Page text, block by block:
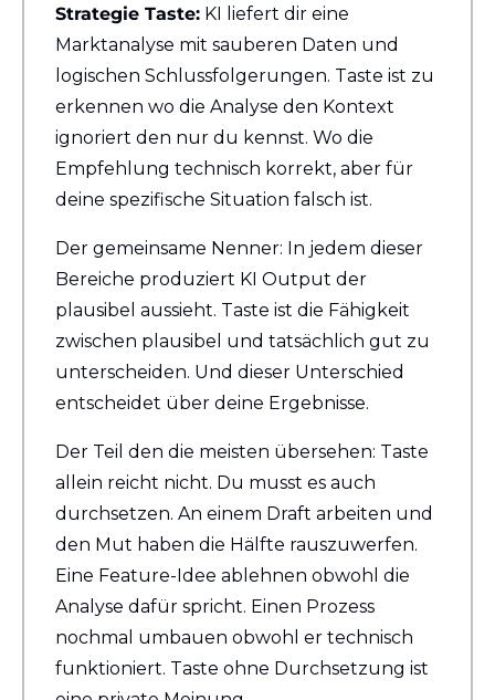
Strategie Taste: KI liefert dir eine
Marktanalyse mit sauberen Daten und
logischen Schlussfolgerungen. Taste ist zu
erkennen wo die Analyse den Kontext
ignoriert den nur du kennst. Wo die
Empfehlung technisch korrekt, aber für
deine spezifische Situation falsch ist.
Der gemeinsame Nenner: In jedem dieser
Bereiche produziert KI Output der
plausibel aussieht. Taste ist die Fähigkeit
zwischen plausibel und tatsächlich gut zu
unterscheiden. Und dieser Unterschied
entscheidet über deine Ergebnisse.
Der Teil den die meisten übersehen: Taste
allein reicht nicht. Du musst es auch
durchsetzen. An einem Draft arbeiten und
den Mut haben die Hälfte rauszuwerfen.
Eine Feature-Idee ablehnen obwohl die
Analyse dafür spricht. Einen Prozess
nochmal umbauen obwohl er technisch
funktioniert. Taste ohne Durchsetzung ist